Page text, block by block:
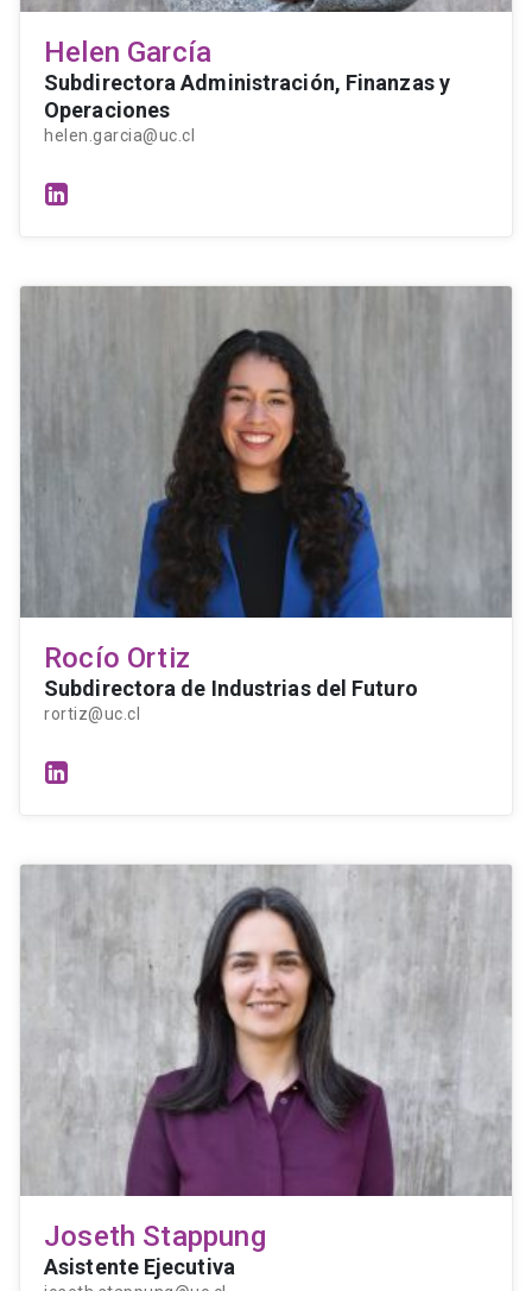
Helen García
Subdirectora Administración, Finanzas y
Operaciones
helen.garcia@uc.cl
Rocío Ortiz
Subdirectora de Industrias del Futuro
rortiz@uc.cl
Joseth Stappung
Asistente Ejecutiva